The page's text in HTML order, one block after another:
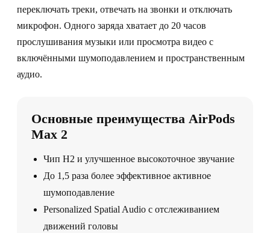
переключать треки, отвечать на звонки и отключать
микрофон. Одного заряда хватает до 20 часов
прослушивания музыки или просмотра видео с
включёнными шумоподавлением и пространственным
аудио.
Основные преимущества AirPods
Max 2
Чип H2 и улучшенное высокоточное звучание
До 1,5 раза более эффективное активное
шумоподавление
Personalized Spatial Audio с отслеживанием
движений головы